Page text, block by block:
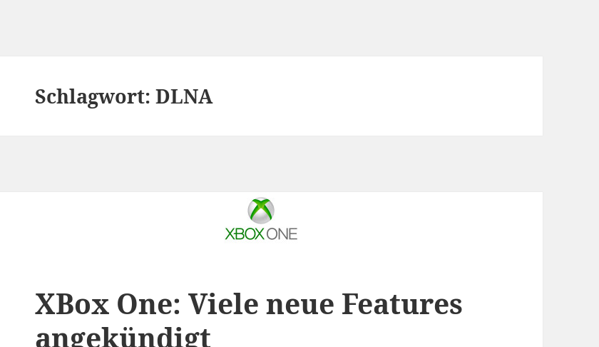
Schlagwort:DLNA
XBox One: Viele neue Features
angekündigt